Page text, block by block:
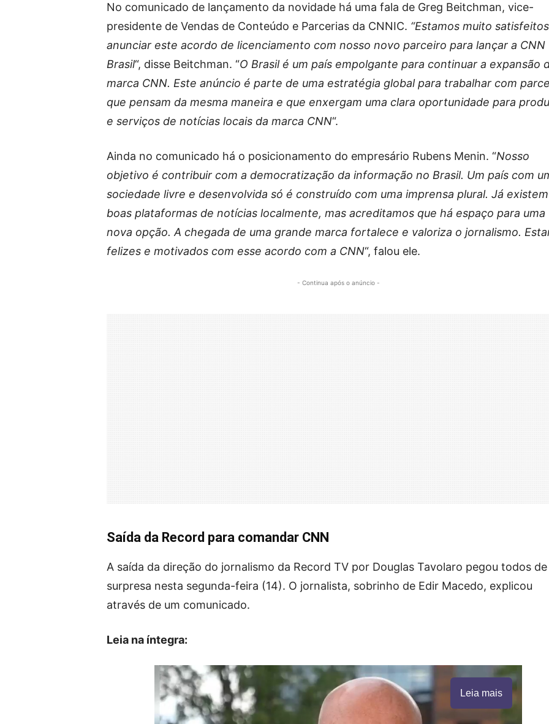
No comunicado de lançamento da novidade há uma fala de Greg Beitchman, vice-
presidente de Vendas de Conteúdo e Parcerias da CNNIC. “Estamos muito
anunciar este acordo de licenciamento com nosso novo parceiro para lançar a CNN
Brasil“, disse Beitchman. “O Brasil é um país empolgante para continuar a expansão
marca CNN. Este anúncio é parte de uma estratégia global para trabalhar com
que pensam da mesma maneira e que enxergam uma clara oportunidade para
e serviços de notícias locais da marca CNN“.
Ainda no comunicado há o posicionamento do empresário Rubens Menin. “Nosso
objetivo é contribuir com a democratização da informação no Brasil. Um país com
sociedade livre e desenvolvida só é construído com uma imprensa plural. Já existem
boas plataformas de notícias localmente, mas acreditamos que há espaço para uma
nova opção. A chegada de uma grande marca fortalece e valoriza o jornalismo.
felizes e motivados com esse acordo com a CNN“, falou ele.
- Continua após o anúncio -
Saída da Record para comandar CNN
A saída da direção do jornalismo da Record TV por Douglas Tavolaro pegou todos de
surpresa nesta segunda-feira (14). O jornalista, sobrinho de Edir Macedo, explicou
através de um comunicado.
Leia na íntegra:
Leia mais